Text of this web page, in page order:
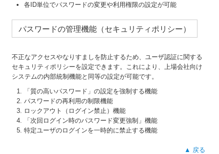
各ID単位でパスワードの変更や利用権限の設定が可能
パスワードの管理機能（セキュリティポリシー）
不正なアクセスやなりすましを防止するため、ユーザ認証に関する
セキュリティポリシーを設定できます。これにより、上場会社向け
システムの内部統制機能と同等の設定が可能です。
「質の高いパスワード」の設定を強制する機能
パスワードの再利用の制限機能
ロックアウト（ログイン禁止）機能
「次回ログイン時のパスワード変更強制」機能
特定ユーザのログインを一時的に禁止する機能
▲ 戻る